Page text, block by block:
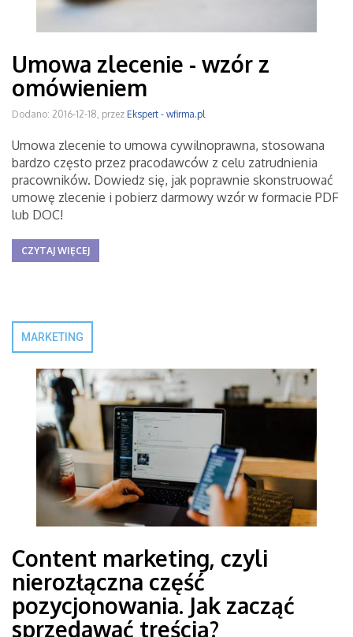
Umowa zlecenie - wzór z
omówieniem
Dodano: 2016-12-18, przez Ekspert - wfirma.pl
Umowa zlecenie to umowa cywilnoprawna, stosowana
bardzo często przez pracodawców z celu zatrudnienia
pracowników. Dowiedz się, jak poprawnie skonstruować
umowę zlecenie i pobierz darmowy wzór w formacie PDF
lub DOC!
CZYTAJ WIĘCEJ
MARKETING
Content marketing, czyli
nierozłączna część
pozycjonowania. Jak zacząć
sprzedawać treścią?